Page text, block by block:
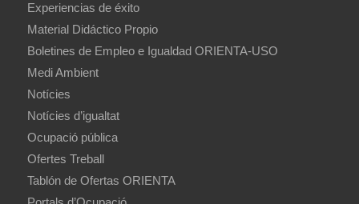
Experiencias de éxito
Material Didáctico Propio
Boletines de Empleo e Igualdad ORIENTA-USO
Medi Ambient
Notícies
Notícies d’igualtat
Ocupació pública
Ofertes Treball
Tablón de Ofertas ORIENTA